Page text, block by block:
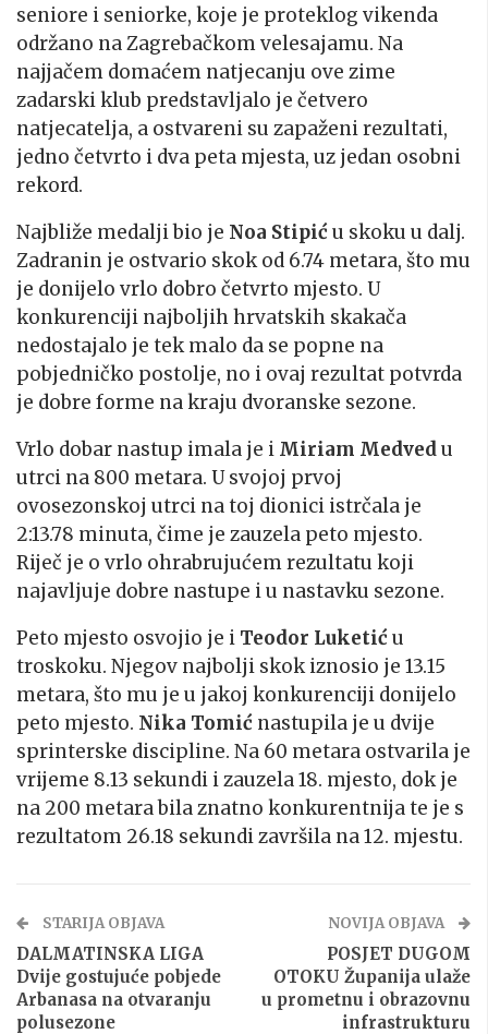
seniore i seniorke, koje je proteklog vikenda
održano na Zagrebačkom velesajamu. Na
najjačem domaćem natjecanju ove zime
zadarski klub predstavljalo je četvero
natjecatelja, a ostvareni su zapaženi rezultati,
jedno četvrto i dva peta mjesta, uz jedan osobni
rekord.
Najbliže medalji bio je Noa Stipiću skoku u dalj.
Zadranin je ostvario skok od 6.74 metara, što mu
je donijelo vrlo dobro četvrto mjesto. U
konkurenciji najboljih hrvatskih skakača
nedostajalo je tek malo da se popne na
pobjedničko postolje, no i ovaj rezultat potvrda
je dobre forme na kraju dvoranske sezone.
Vrlo dobar nastup imala je i Miriam Medvedu
utrci na 800 metara. U svojoj prvoj
ovosezonskoj utrci na toj dionici istrčala je
2:13.78 minuta, čime je zauzela peto mjesto.
Riječ je o vrlo ohrabrujućem rezultatu koji
najavljuje dobre nastupe i u nastavku sezone.
Peto mjesto osvojio je i Teodor Luketiću
troskoku. Njegov najbolji skok iznosio je 13.15
metara, što mu je u jakoj konkurenciji donijelo
peto mjesto. Nika Tomić nastupila je u dvije
sprinterske discipline. Na 60 metara ostvarila je
vrijeme 8.13 sekundi i zauzela 18. mjesto, dok je
na 200 metara bila znatno konkurentnija te je s
rezultatom 26.18 sekundi završila na 12. mjestu.
STARIJA OBJAVA
DALMATINSKA LIGA
Dvije gostujuće pobjede
Arbanasa na otvaranju
polusezone
NOVIJA OBJAVA
POSJET DUGOM
OTOKU Županija ulaže
u prometnu i obrazovnu
infrastrukturu